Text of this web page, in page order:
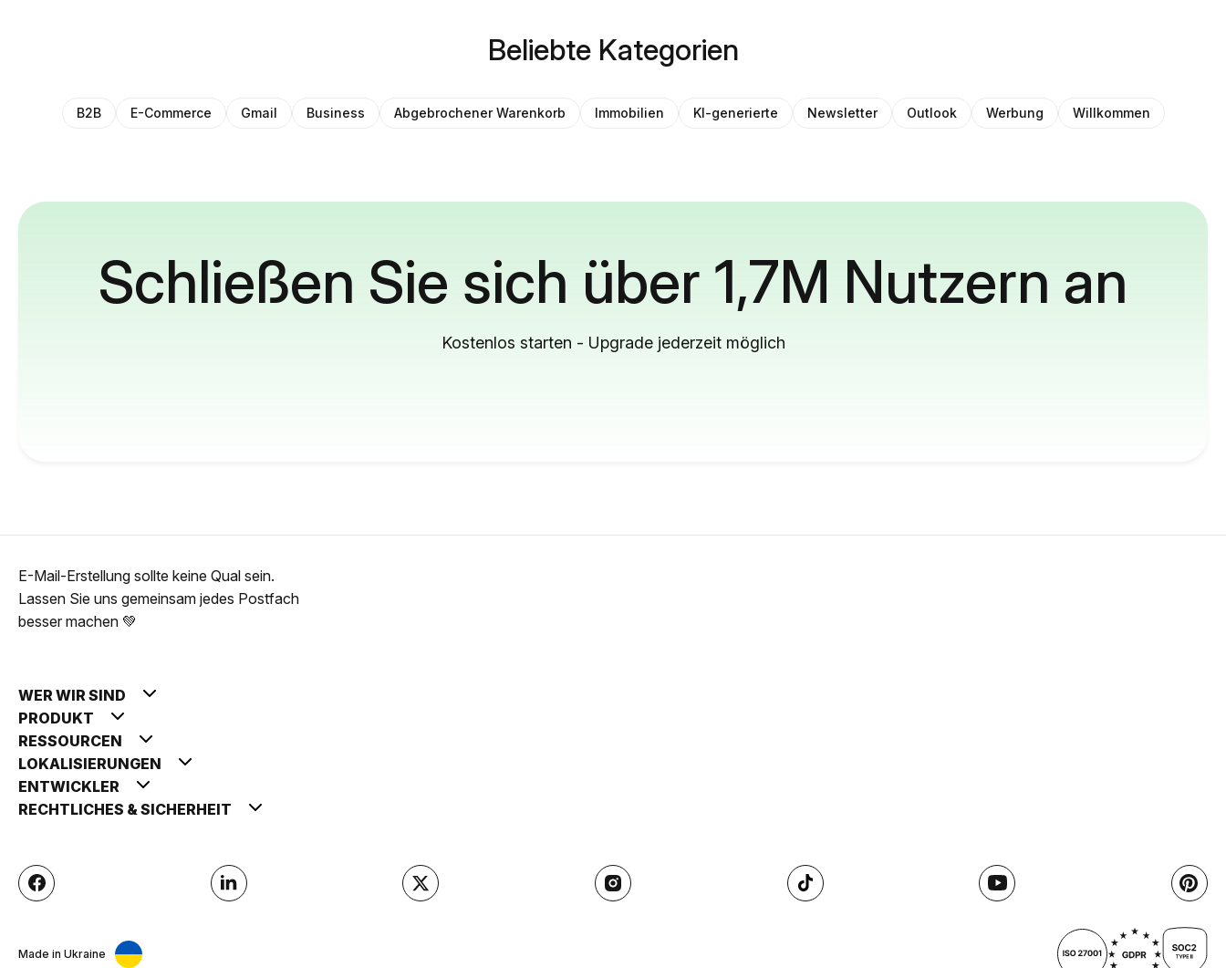
Beliebte Kategorien
B2B E-Commerce Gmail Business Abgebrochener Warenkorb Immobilien KI-generierte Newsletter Outlook Werbung Willkommen
Schließen Sie sich über 1,7M Nutzern an
Kostenlos starten - Upgrade jederzeit möglich
E-Mail-Erstellung sollte keine Qual sein.
Lassen Sie uns gemeinsam jedes Postfach
besser machen 💚
WER WIR SIND
PRODUKT
RESSOURCEN
LOKALISIERUNGEN
ENTWICKLER
RECHTLICHES & SICHERHEIT
Made in Ukraine